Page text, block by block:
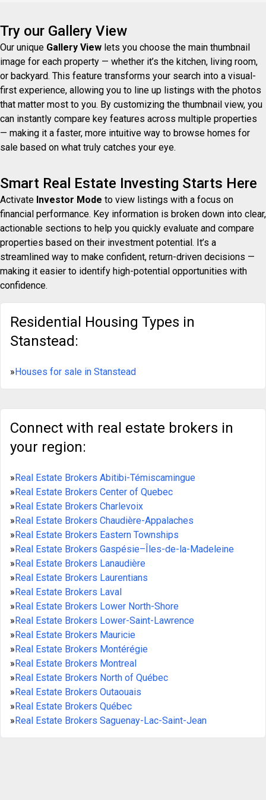
Try our Gallery View
Our unique Gallery View lets you choose the main thumbnail
image for each property — whether it’s the kitchen, living room,
or backyard. This feature transforms your search into a visual-
first experience, allowing you to line up listings with the photos
that matter most to you. By customizing the thumbnail view, you
can instantly compare key features across multiple properties
— making it a faster, more intuitive way to browse homes for
sale based on what truly catches your eye.
Smart Real Estate Investing Starts Here
Activate Investor Mode to view listings with a focus on
financial performance. Key information is broken down into clear,
actionable sections to help you quickly evaluate and compare
properties based on their investment potential. It’s a
streamlined way to make confident, return-driven decisions —
making it easier to identify high-potential opportunities with
confidence.
Residential Housing Types in
Stanstead:
» Houses for sale in Stanstead
Connect with real estate brokers in
your region:
» Real Estate Brokers Abitibi-Témiscamingue
» Real Estate Brokers Center of Quebec
» Real Estate Brokers Charlevoix
» Real Estate Brokers Chaudière-Appalaches
» Real Estate Brokers Eastern Townships
» Real Estate Brokers Gaspésie–Îles-de-la-Madeleine
» Real Estate Brokers Lanaudière
» Real Estate Brokers Laurentians
» Real Estate Brokers Laval
» Real Estate Brokers Lower North-Shore
» Real Estate Brokers Lower-Saint-Lawrence
» Real Estate Brokers Mauricie
» Real Estate Brokers Montérégie
» Real Estate Brokers Montreal
» Real Estate Brokers North of Québec
» Real Estate Brokers Outaouais
» Real Estate Brokers Québec
» Real Estate Brokers Saguenay-Lac-Saint-Jean